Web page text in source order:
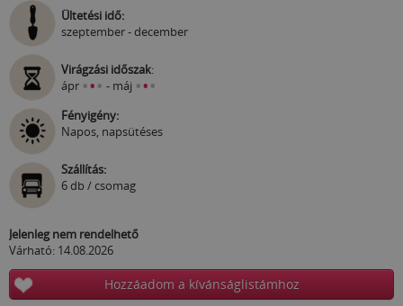
Ültetési idő:
szeptember - december
Virágzási időszak:
ápr ••• - máj •••
Fényigény:
Napos, napsütéses
Szállítás:
6 db / csomag
Jelenleg nem rendelhető
Várható: 14.08.2026
Hozzáadom a kívánságlistámhoz